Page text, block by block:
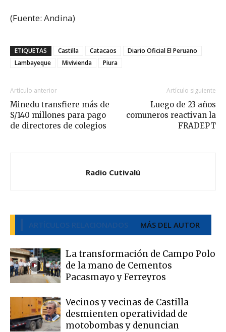
(Fuente: Andina)
ETIQUETAS Castilla Catacaos
Diario Oficial El Peruano
Lambayeque
Mivivienda Piura
Artículo anterior
Minedu transfiere más de
S/140 millones para pago
de directores de colegios
Artículo siguiente
Luego de 23 años
comuneros reactivan la
FRADEPT
Radio Cutivalú
ARTÍCULOS RELACIONADOS MÁS DEL AUTOR
La transformación de Campo Polo
de la mano de Cementos
Pacasmayo y Ferreyros
Vecinos y vecinas de Castilla
desmienten operatividad de
motobombas y denuncian